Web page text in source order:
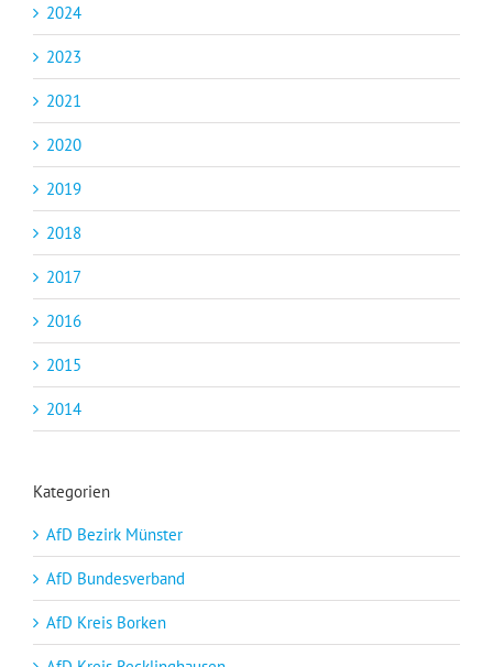
2024
2023
2021
2020
2019
2018
2017
2016
2015
2014
Kategorien
AfD Bezirk Münster
AfD Bundesverband
AfD Kreis Borken